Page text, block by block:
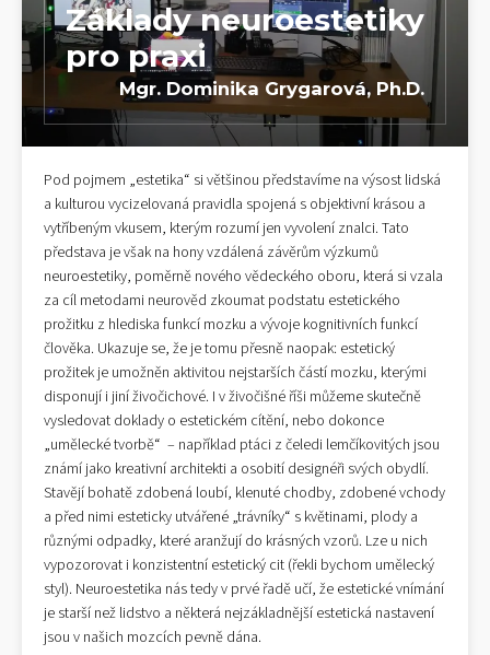
Základy neuroestetiky
pro praxi
Mgr. Dominika Grygarová, Ph.D.
Pod pojmem „estetika“ si většinou představíme na výsost lidská
a kulturou vycizelovaná pravidla spojená s objektivní krásou a
vytříbeným vkusem, kterým rozumí jen vyvolení znalci. Tato
představa je však na hony vzdálená závěrům výzkumů
neuroestetiky, poměrně nového vědeckého oboru, která si vzala
za cíl metodami neurověd zkoumat podstatu estetického
prožitku z hlediska funkcí mozku a vývoje kognitivních funkcí
člověka. Ukazuje se, že je tomu přesně naopak: estetický
prožitek je umožněn aktivitou nejstarších částí mozku, kterými
disponují i jiní živočichové. I v živočišné říši můžeme skutečně
vysledovat doklady o estetickém cítění, nebo dokonce
„umělecké tvorbě“ – například ptáci z čeledi lemčíkovitých jsou
známí jako kreativní architekti a osobití designéři svých obydlí.
Stavějí bohatě zdobená loubí, klenuté chodby, zdobené vchody
a před nimi esteticky utvářené „trávníky“ s květinami, plody a
různými odpadky, které aranžují do krásných vzorů. Lze u nich
vypozorovat i konzistentní estetický cit (řekli bychom umělecký
styl). Neuroestetika nás tedy v prvé řadě učí, že estetické vnímání
je starší než lidstvo a některá nejzákladnější estetická nastavení
jsou v našich mozcích pevně dána.